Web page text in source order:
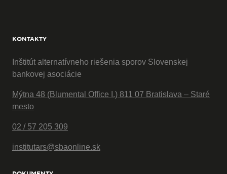
KONTAKTY
Inštitút alternatívneho riešenia sporov Slovenskej
bankovej asociácie
Mýtna 48 (Blumental Office I.) 811 07 Bratislava – Staré
mesto
02 / 57 205 309
institutars@sbaonline.sk